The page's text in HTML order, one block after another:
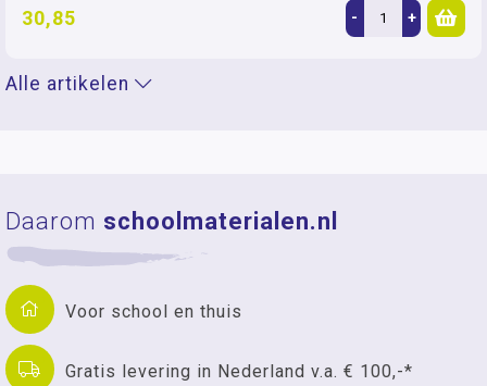
30,85 - +
Alle artikelen
Daarom schoolmaterialen.nl
Voor school en thuis
Gratis levering in Nederland v.a. € 100,-*